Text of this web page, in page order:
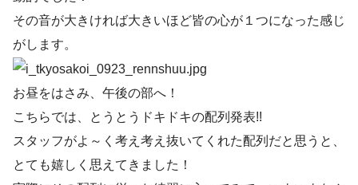
その音が大きければ大きいほど皆の心が１つになった感じ
がします。
お昼をはさみ、午後の部へ！
こちらでは、とうとうドキドキの配列発表!!
スタッフがよ～く考え考え抜いてくれた配列だと思うと、
とても嬉しく思えてきました！